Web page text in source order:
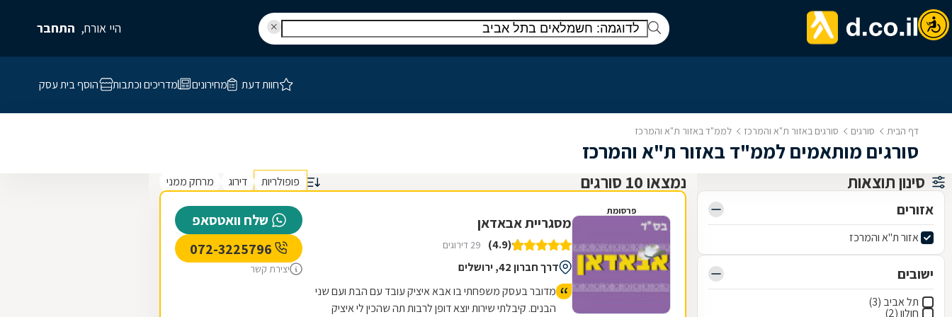
היי אורח, התחבר
חוות דעת מחירונים מדריכים וכתבות הוסף בית עסק
דף הבית סורגים סורגים באזור ת"א והמרכז לממ"ד באזור ת"א והמרכז
סורגים מותאמים לממ"ד באזור ת"א והמרכז
סינון תוצאות
אזורים
אזור ת"א והמרכז
ישובים
תל אביב (3)
חולון (2)
נמצאו 10 סורגים פופולריות דירוג מרחק ממני
פרסומת
מסגריית אבאדאן
(4.9) 29 דירוגים
דרך חברון 42, ירושלים
מדובר בעסק משפחתי בו אבא איציק עובד עם הבת ועם שני
הבנים. קיבלתי שירות יוצא דופן לרבות תה שהכין לי איציק
שלח וואטסאפ
יצירת קשר